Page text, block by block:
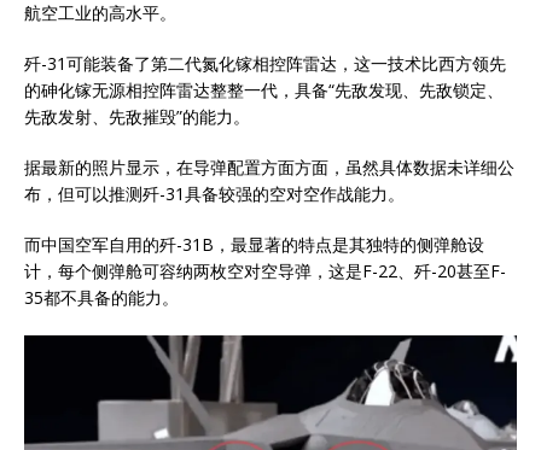
航空工业的高水平。
歼-31可能装备了第二代氮化镓相控阵雷达，这一技术比西方领先
的砷化镓无源相控阵雷达整整一代，具备“先敌发现、先敌锁定、
先敌发射、先敌摧毁”的能力。
据最新的照片显示，在导弹配置方面方面，虽然具体数据未详细公
布，但可以推测歼-31具备较强的空对空作战能力。
而中国空军自用的歼-31B，最显著的特点是其独特的侧弹舱设
计，每个侧弹舱可容纳两枚空对空导弹，这是F-22、歼-20甚至F-
35都不具备的能力。